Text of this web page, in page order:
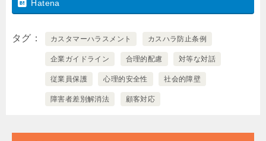
Hatena
タグ カスタマーハラスメント カスハラ防止条例
企業ガイドライン 合理的配慮 対等な対話
従業員保護 心理的安全性 社会的障壁
障害者差別解消法 顧客対応